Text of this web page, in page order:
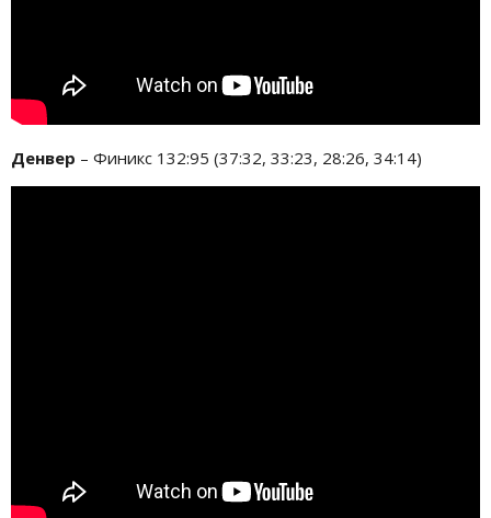
Денвер – Финикс 132:95 (37:32, 33:23, 28:26, 34:14)